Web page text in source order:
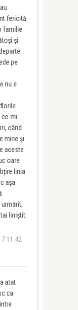
fericită
familie
și
pe
nu e
mi
când
mine și
aceste
oare
linia
așa
liniștit
11:42
atat
ca